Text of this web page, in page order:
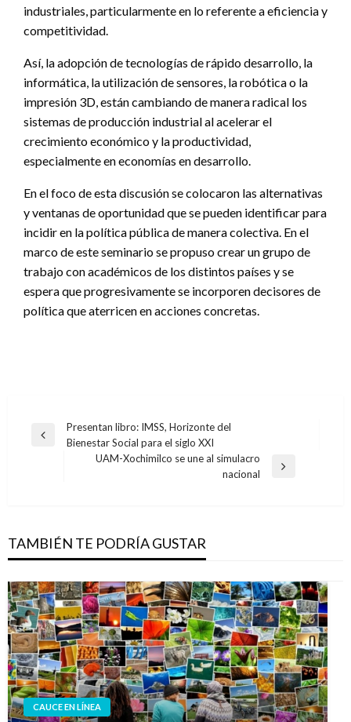
industriales, particularmente en lo referente a eficiencia y
competitividad.
Así, la adopción de tecnologías de rápido desarrollo, la
informática, la utilización de sensores, la robótica o la
impresión 3D, están cambiando de manera radical los
sistemas de producción industrial al acelerar el
crecimiento económico y la productividad,
especialmente en economías en desarrollo.
En el foco de esta discusión se colocaron las alternativas
y ventanas de oportunidad que se pueden identificar para
incidir en la política pública de manera colectiva. En el
marco de este seminario se propuso crear un grupo de
trabajo con académicos de los distintos países y se
espera que progresivamente se incorporen decisores de
política que aterricen en acciones concretas.
Navegación
Entrada
Presentan libro: IMSS, Horizonte del
Bienestar Social para el siglo XXI
UAM-Xochimilco se une al simulacro
nacional
TAMBIÉN TE PODRÍA GUSTAR
CAUCE EN LÍNEA